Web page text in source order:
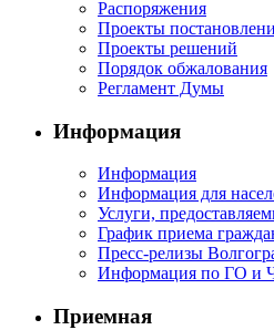
Распоряжения
Проекты
Проекты решений
Порядок обжалования
Регламент Думы
Информация
Информация
Информация для
Услуги,
График приема
Пресс-релизы
Информация по ГО и
Приемная